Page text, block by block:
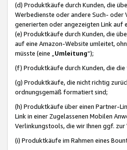
(d) Produktkäufe durch Kunden, die
Werbedienste oder andere Such- oder
generierten oder angezeigten Link auf
(e) Produktkäufe durch Kunden, die
auf eine Amazon-Website umleitet,
müsste (eine „ Umleitung“);
(f) Produktkäufe durch Kunden, die
(g) Produktkäufe, die nicht richtig
ordnungsgemäß formatiert sind;
(h) Produktkäufe über einen Partner-
Link in einer Zugelassenen Mobilen
Verlinkungstools, die wir Ihnen ggf.
(i) Produktkäufe im Rahmen eines